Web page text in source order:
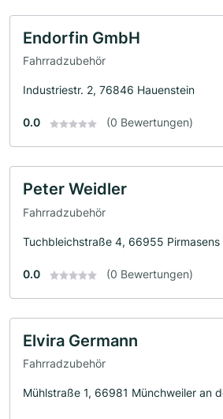
Endorfin GmbH
Fahrradzubehör
Industriestr. 2, 76846 Hauenstein
0.0 (0 Bewertungen)
Peter Weidler
Fahrradzubehör
Tuchbleichstraße 4, 66955 Pirmasens
0.0 (0 Bewertungen)
Elvira Germann
Fahrradzubehör
Mühlstraße 1, 66981 Münchweiler an